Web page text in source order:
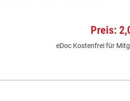
Preis:
eDoc Kostenfrei für